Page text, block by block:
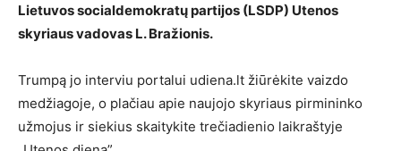
Lietuvos socialdemokratų partijos (LSDP) Utenos
skyriaus vadovas L. Bražionis.
Trumpą jo interviu portalui udiena.lt žiūrėkite vaizdo
medžiagoje, o plačiau apie naujojo skyriaus pirmininko
užmojus ir siekius skaitykite trečiadienio laikraštyje